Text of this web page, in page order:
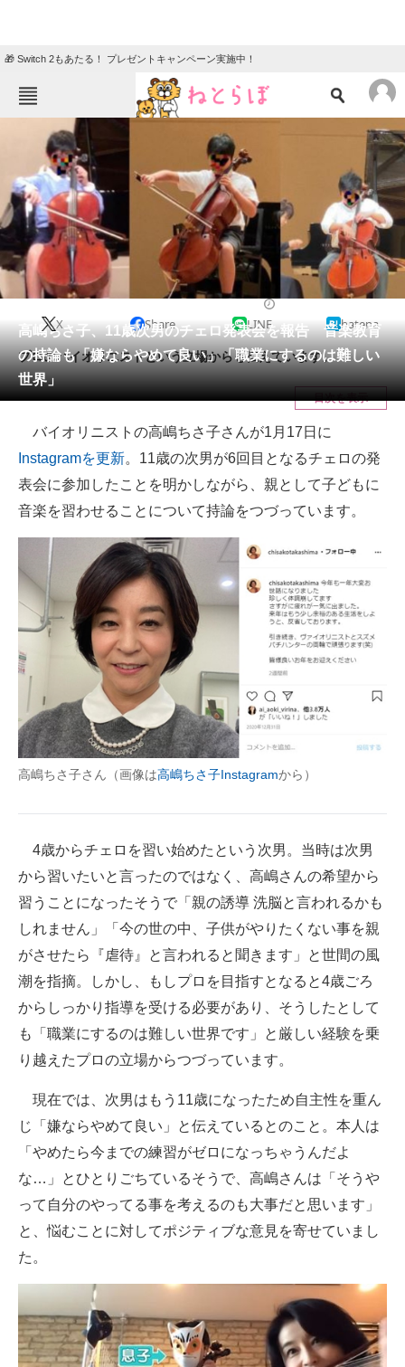
🎁 Switch 2もあたる！ プレゼントキャンペーン実施中！
ねとらぼメニュー
ニュース
エンタメ クイズ
グルメ 地域
住まい 教育・育児
動物 リサーチ
会員記事
メディア
注目記事を集めた総合ページ
スマホと通信の最新トレンド
進化するPCとデバイスの未来
好きが集まる 比べて選べる
ビジネスと働き方のヒント
AI活用のいまが分かる
企業ITのトレンドを詳説
経営リーダーのコミュニティ
マーケ×ITの今がよく分かる
IT製品の技術・比較・事例
製造業のIT導入・活用を支援
モノづくり技術者専門サイト
エレクトロニクス専門サイト
電子設計の基本と応用
エネルギーの専門メディア
建設×テクノロジーの最前線
ちょっと気になるネットの話題
高嶋ちさ子、11歳次男のチェロ発表会を報告 音楽教育
の持論も「嫌ならやめて良い」「職業にするのは難しい
世界」
X Share LINE hatena
プロのバイオリニストという立場からも伝えています。
目次を表示
バイオリニストの高嶋ちさ子さんが1月17日に
Instagramを更新。11歳の次男が6回目となるチェロの発
表会に参加したことを明かしながら、親として子どもに
音楽を習わせることについて持論をつづっています。
高嶋ちさ子さん（画像は高嶋ちさ子Instagramから）
4歳からチェロを習い始めたという次男。当時は次男
から習いたいと言ったのではなく、高嶋さんの希望から
習うことになったそうで「親の誘導 洗脳と言われるかも
しれません」「今の世の中、子供がやりたくない事を親
がさせたら『虐待』と言われると聞きます」と世間の風
潮を指摘。しかし、もしプロを目指すとなると4歳ごろ
からしっかり指導を受ける必要があり、そうしたとして
も「職業にするのは難しい世界です」と厳しい経験を乗
り越えたプロの立場からつづっています。
現在では、次男はもう11歳になったため自主性を重ん
じ「嫌ならやめて良い」と伝えているとのこと。本人は
「やめたら今までの練習がゼロになっちゃうんだよ
な…」とひとりごちているそうで、高嶋さんは「そうや
って自分のやってる事を考えるのも大事だと思います」
と、悩むことに対してポジティブな意見を寄せていまし
た。